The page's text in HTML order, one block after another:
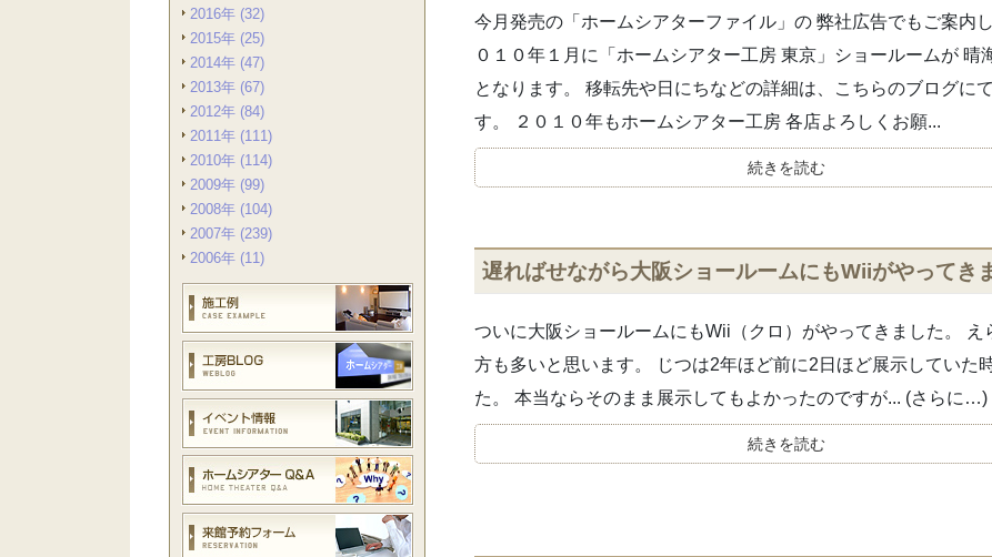
2016年 (32)
2015年 (25)
2014年 (47)
2013年 (67)
2012年 (84)
2011年 (111)
2010年 (114)
2009年 (99)
2008年 (104)
2007年 (239)
2006年 (11)
今月発売の「ホームシアターファイル」の 弊社広告でもご案内
０１０年１月に「ホームシアター工房 東京」ショールームが 晴
となります。 移転先や日にちなどの詳細は、こちらのブログに
す。 ２０１０年もホームシアター工房 各店よろしくお願...
続きを読む
遅ればせながら大阪ショールームにもWiiがやってき
ついに大阪ショールームにもWii（クロ）がやってきました。 え
方も多いと思います。 じつは2年ほど前に2日ほど展示していた
た。 本当ならそのまま展示してもよかったのですが... (さらに…)
続きを読む